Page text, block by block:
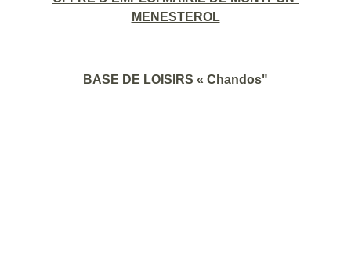
MENESTEROL
BASE DE LOISIRS « Chandos"